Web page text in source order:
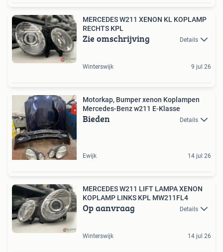
MERCEDES W211 XENON KL KOPLAMP
RECHTS KPL
Zie omschrijving Details
Winterswijk 9 jul 26
Motorkap, Bumper xenon Koplampen
Mercedes-Benz w211 E-Klasse
Bieden Details
Ewijk 14 jul 26
MERCEDES W211 LIFT LAMPA XENON
KOPLAMP LINKS KPL MW211FL4
Op aanvraag Details
Winterswijk 14 jul 26